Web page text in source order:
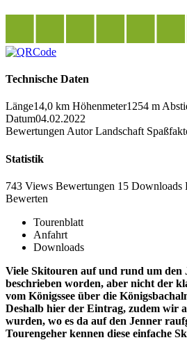
Technische Daten
Länge14,0 km Höhenmeter1254 m
Datum04.02.2022
Bewertungen Autor Landschaft
Statistik
743 Views Bewertungen 15 Downloads
Bewerten
Tourenblatt
Anfahrt
Downloads
Viele Skitouren auf und rund um den
beschrieben worden, aber nicht der
vom Königssee über die
Deshalb hier der Eintrag, zudem wir
wurden, wo es da auf den Jenner
Tourengeher kennen diese einfache